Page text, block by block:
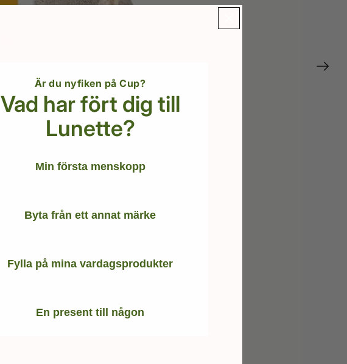
Är du nyfiken på Cup?
Vad har fört dig till
Lunette?
Min första menskopp
Byta från ett annat märke
Fylla på mina vardagsprodukter
En present till någon